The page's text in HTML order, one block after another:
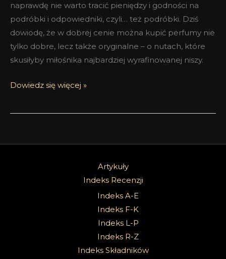
naprawdę nie warto tracić pieniędzy i godności na
podróbki i odpowiedniki, czyli… też podróbki. Dziś
dowiodę, że w dobrej cenie można kupić perfumy nie
tylko dobre, lecz także oryginalne – o nutach, które
skusiłyby miłośnika najbardziej wyrafinowanej niszy.
Dowiedz się więcej »
Artykuły
Indeks Recenzji
Indeks A-E
Indeks F-K
Indeks L-P
Indeks R-Z
Indeks Składników